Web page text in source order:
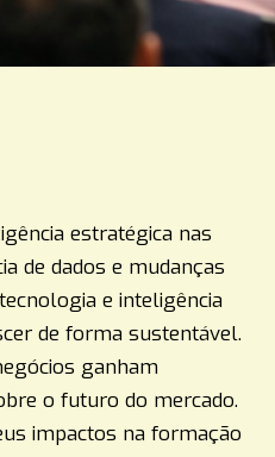
estratégica nas
de dados e mudanças
e inteligência
de forma sustentável.
ganham
o futuro do mercado.
impactos na formação